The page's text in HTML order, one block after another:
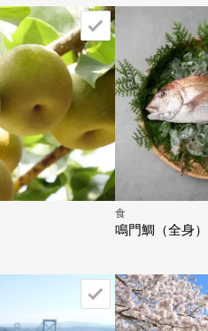
食
鳴門鯛（全身）